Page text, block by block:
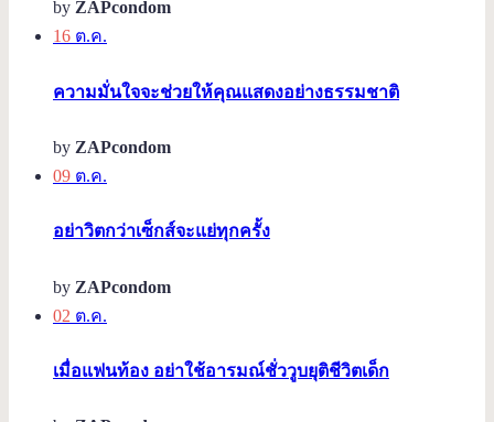
by ZAPcondom
16 ต.ค.
ความมั่นใจจะช่วยให้คุณแสดงอย่างธรรมชาติ
by ZAPcondom
09 ต.ค.
อย่าวิตกว่าเซ็กส์จะแย่ทุกครั้ง
by ZAPcondom
02 ต.ค.
เมื่อแฟนท้อง อย่าใช้อารมณ์ชั่ววูบยุติชีวิตเด็ก